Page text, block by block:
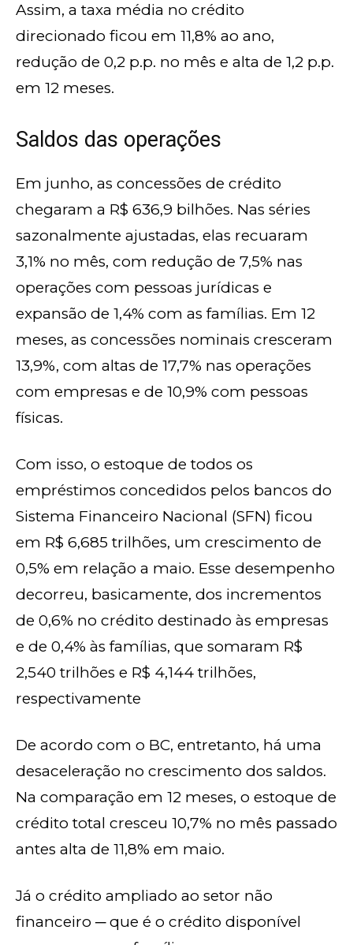
Assim, a taxa média no crédito
direcionado ficou em 11,8% ao ano,
redução de 0,2 p.p. no mês e alta de 1,2 p.p.
em 12 meses.
Saldos das operações
Em junho, as concessões de crédito
chegaram a R$ 636,9 bilhões. Nas séries
sazonalmente ajustadas, elas recuaram
3,1% no mês, com redução de 7,5% nas
operações com pessoas jurídicas e
expansão de 1,4% com as famílias. Em 12
meses, as concessões nominais cresceram
13,9%, com altas de 17,7% nas operações
com empresas e de 10,9% com pessoas
físicas.
Com isso, o estoque de todos os
empréstimos concedidos pelos bancos do
Sistema Financeiro Nacional (SFN) ficou
em R$ 6,685 trilhões, um crescimento de
0,5% em relação a maio. Esse desempenho
decorreu, basicamente, dos incrementos
de 0,6% no crédito destinado às empresas
e de 0,4% às famílias, que somaram R$
2,540 trilhões e R$ 4,144 trilhões,
respectivamente
De acordo com o BC, entretanto, há uma
desaceleração no crescimento dos saldos.
Na comparação em 12 meses, o estoque de
crédito total cresceu 10,7% no mês passado
antes alta de 11,8% em maio.
Já o crédito ampliado ao setor não
financeiro ─ que é o crédito disponível